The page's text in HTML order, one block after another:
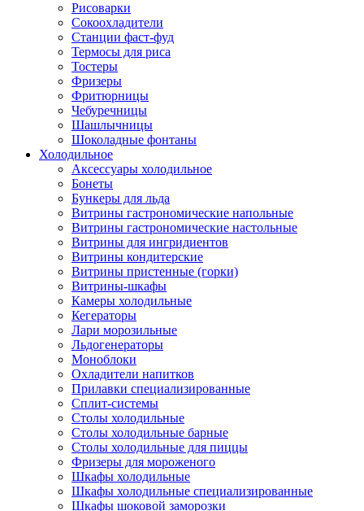
Рисоварки
Сокоохладители
Станции фаст-фуд
Термосы для риса
Тостеры
Фризеры
Фритюрницы
Чебуречницы
Шашлычницы
Шоколадные фонтаны
Холодильное
Аксессуары холодильное
Бонеты
Бункеры для льда
Витрины гастрономические напольные
Витрины гастрономические настольные
Витрины для ингридиентов
Витрины кондитерские
Витрины пристенные (горки)
Витрины-шкафы
Камеры холодильные
Кегераторы
Лари морозильные
Льдогенераторы
Моноблоки
Охладители напитков
Прилавки специализированные
Сплит-системы
Столы холодильные
Столы холодильные барные
Столы холодильные для пиццы
Фризеры для мороженого
Шкафы холодильные
Шкафы холодильные специализированные
Шкафы шоковой заморозки